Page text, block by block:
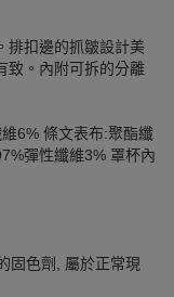
排扣邊的抓皺設計美
致。內附可拆的分離
6% 條文表布:聚酯纖
彈性纖維3% 罩杯內
固色劑, 屬於正常現